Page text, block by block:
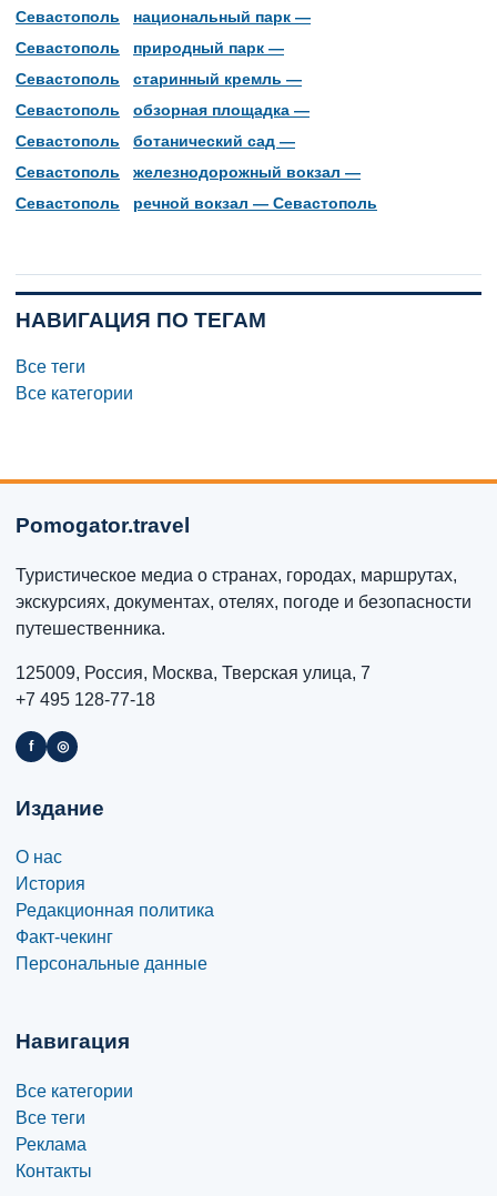
Севастополь
национальный парк —
Севастополь
природный парк —
Севастополь
старинный кремль —
Севастополь
обзорная площадка —
Севастополь
ботанический сад —
Севастополь
железнодорожный вокзал —
Севастополь
речной вокзал — Севастополь
НАВИГАЦИЯ ПО ТЕГАМ
Все теги
Все категории
Pomogator.travel
Туристическое медиа о странах, городах, маршрутах,
экскурсиях, документах, отелях, погоде и безопасности
путешественника.
125009, Россия, Москва, Тверская улица, 7
+7 495 128-77-18
f ◎
Издание
О нас
История
Редакционная политика
Факт-чекинг
Персональные данные
Навигация
Все категории
Все теги
Реклама
Контакты